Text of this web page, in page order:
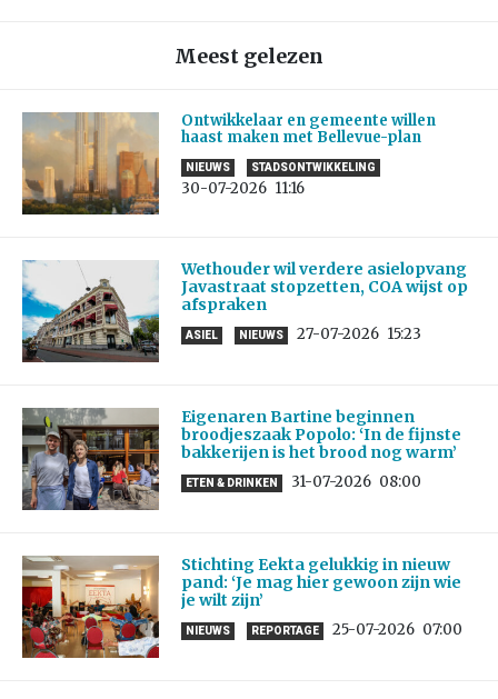
Meest gelezen
Ontwikkelaar en gemeente willen
haast maken met Bellevue-plan
NIEUWS STADSONTWIKKELING
30-07-2026 11:16
Wethouder wil verdere asielopvang
Javastraat stopzetten, COA wijst op
afspraken
ASIEL NIEUWS 27-07-2026 15:23
Eigenaren Bartine beginnen
broodjeszaak Popolo: ‘In de fijnste
bakkerijen is het brood nog warm’
ETEN & DRINKEN 31-07-2026 08:00
Stichting Eekta gelukkig in nieuw
pand: ‘Je mag hier gewoon zijn wie
je wilt zijn’
NIEUWS REPORTAGE 25-07-2026 07:00